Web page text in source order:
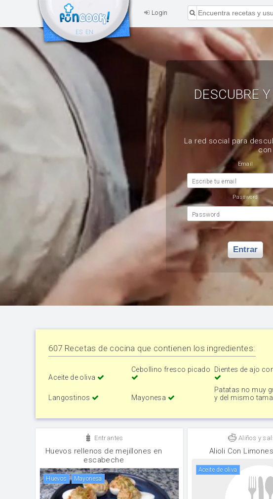
Login
ES EN
DESCUBRE
La red social para
con
Email
Escribe tu email
Password
Password
Entrar
607 Recetas de cocina que contienen los ingredientes:
Aceite de oliva
Cebollino fresco picado
Dientes de ajo
Langostinos Mayonesa
Patatas no muy
y del mismo
Entrantes
Huevos rellenos de mejillones en
escabeche
huevos mayonesa
Aliños y
Alioli Con
aceite de oliva